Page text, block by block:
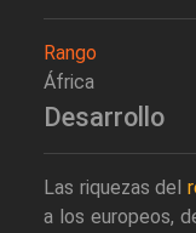
Rango
África
Desarrollo
Las riquezas del
a los europeos,